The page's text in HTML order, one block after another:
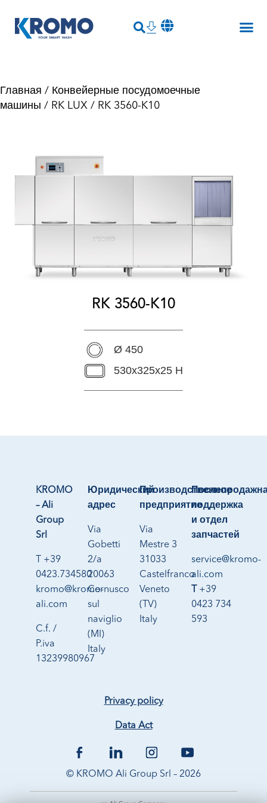
Главная / Конвейерные посудомоечные
машины / RK LUX / RK 3560-K10
RK 3560-K10
Ø 450
530x325x25 H
KROMO
– Ali
Group
Srl
T +39
0423.734580
kromo@kromo-
ali.com
C.f. /
P.iva
13239980967
Юридический
адрес
Via
Gobetti
2/a
20063
Cernusco
sul
naviglio
(MI)
Italy
Производственное
предприятие
Via
Mestre 3
31033
Castelfranco
Veneto
(TV)
Italy
поддержка
и отдел
запчастей
service@kromo-
ali.com
T +39
0423 734
593
Privacy policy
Data Act
© KROMO Ali Group Srl – 2026